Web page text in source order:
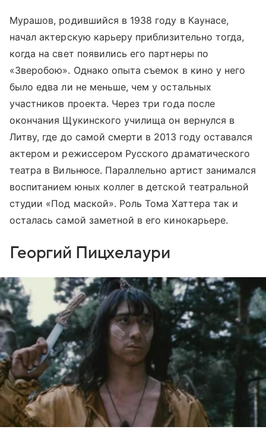
Мурашов, родившийся в 1938 году в Каунасе,
начал актерскую карьеру приблизительно тогда,
когда на свет появились его партнеры по
«Зверобою». Однако опыта съемок в кино у него
было едва ли не меньше, чем у остальных
участников проекта. Через три года после
окончания Щукинского училища он вернулся в
Литву, где до самой смерти в 2013 году оставался
актером и режиссером Русского драматического
театра в Вильнюсе. Параллельно артист занимался
воспитанием юных коллег в детской театральной
студии «Под маской». Роль Тома Хаттера так и
осталась самой заметной в его кинокарьере.
Георгий Пицхелаури